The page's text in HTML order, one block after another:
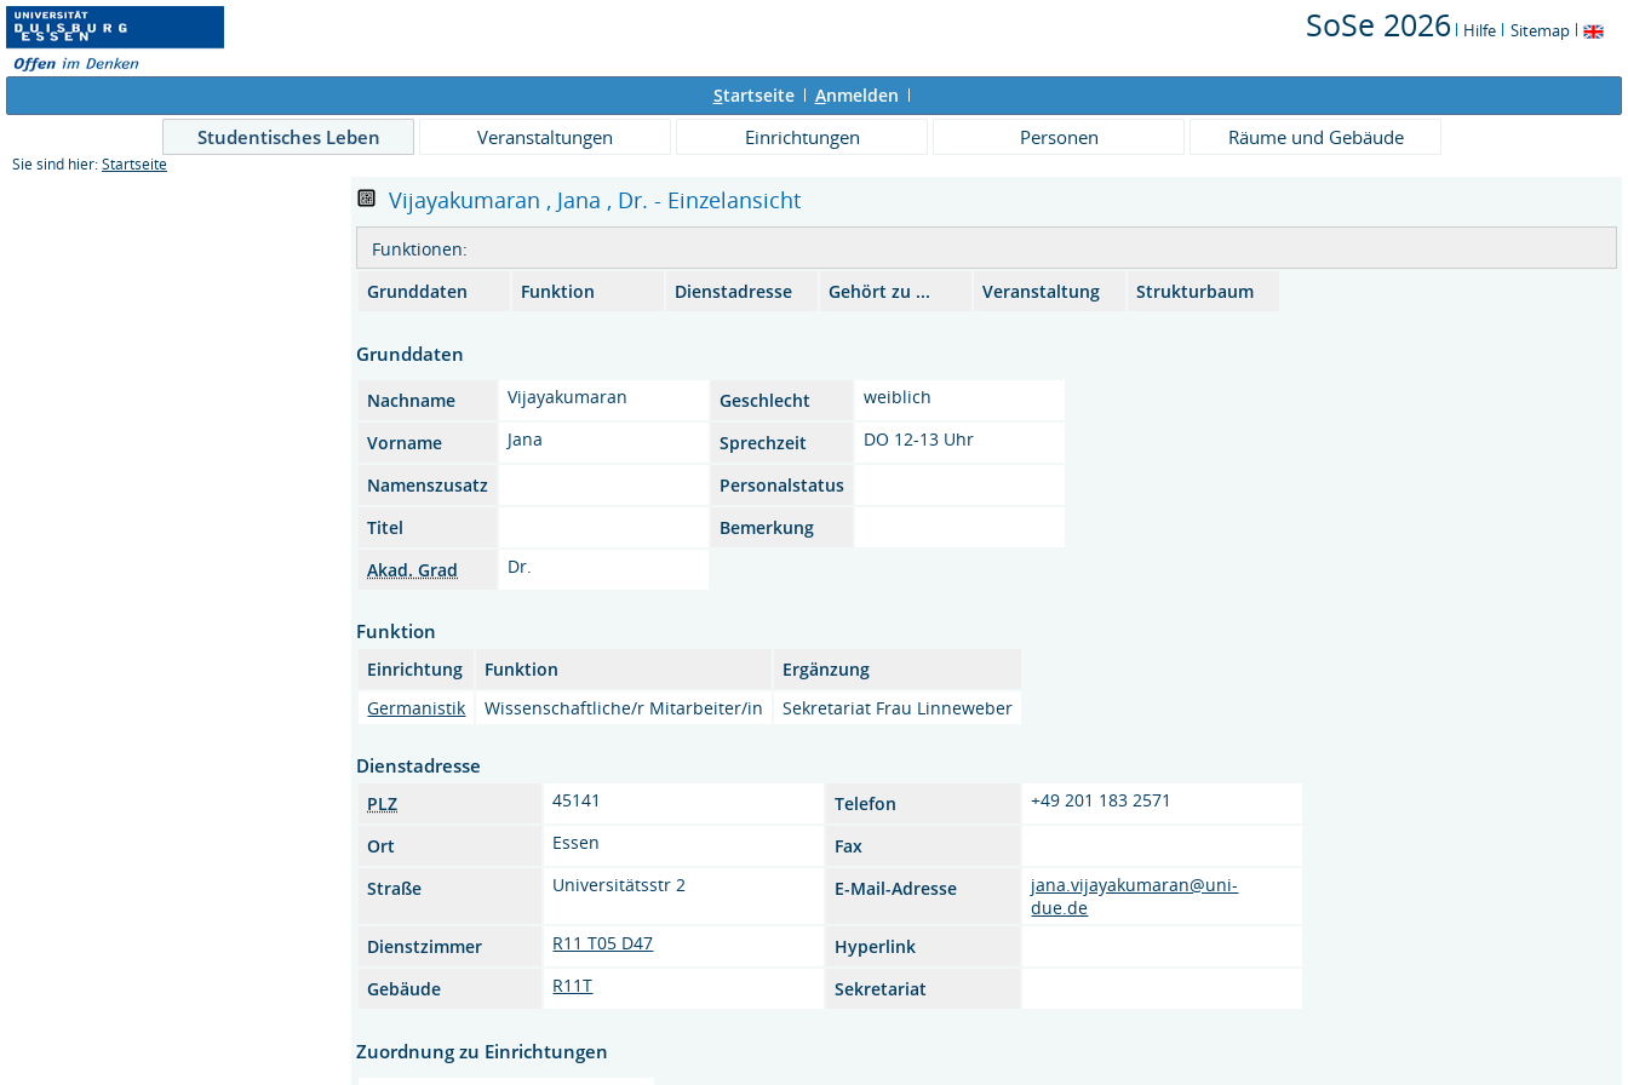
SoSe 2026 Hilfe Sitemap
Startseite Anmelden
Studentisches Leben Veranstaltungen Einrichtungen Personen Räume und Gebäude
Sie sind hier: Startseite
Vijayakumaran , Jana , Dr. - Einzelansicht
Funktionen:
Grunddaten
Funktion Dienstadresse Gehört zu ... Veranstaltung Strukturbaum
Grunddaten
Nachname Vijayakumaran Geschlecht
weiblich
Vorname
Jana Sprechzeit
DO 12-13 Uhr
Namenszusatz
Personalstatus
Titel
Bemerkung
Akad. Grad
Dr.
Funktion
Einrichtung Funktion
Ergänzung
Germanistik
Wissenschaftliche/r Mitarbeiter/in Sekretariat Frau Linneweber
Dienstadresse
PLZ 45141 Telefon
+49 201 183 2571
Ort
Essen
Fax
Straße
Universitätsstr 2 E-Mail-Adresse
jana.vijayakumaran@uni-
due.de
Dienstzimmer
R11 T05 D47
Hyperlink
Gebäude
R11T Sekretariat
Zuordnung zu Einrichtungen